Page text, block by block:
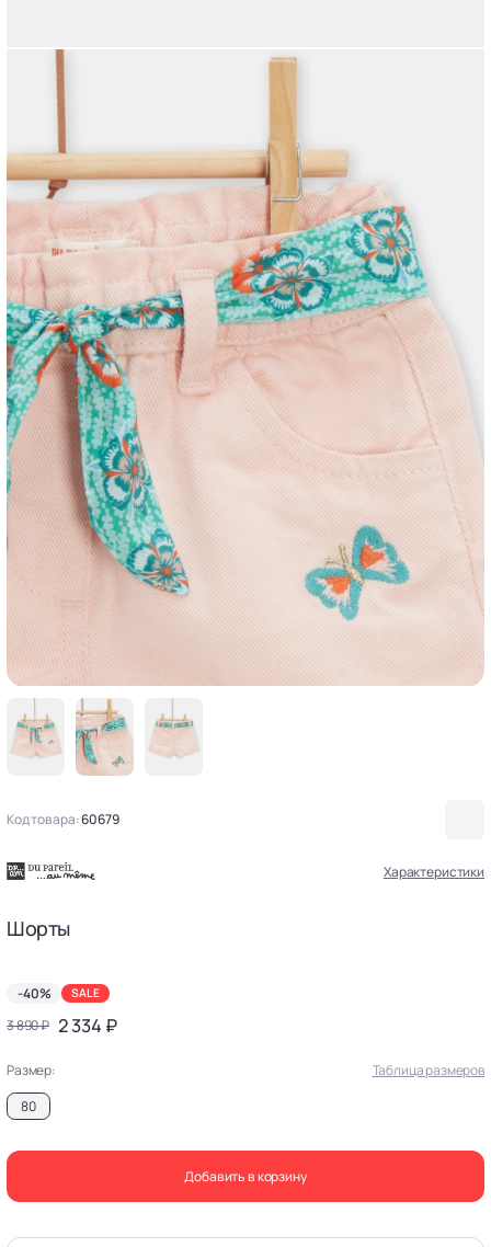
Код товара:60679
Характеристики
Шорты
-40% SALE
3 890 ₽ 2 334 ₽
Размер:
Таблица размеров
80
Добавить в корзину